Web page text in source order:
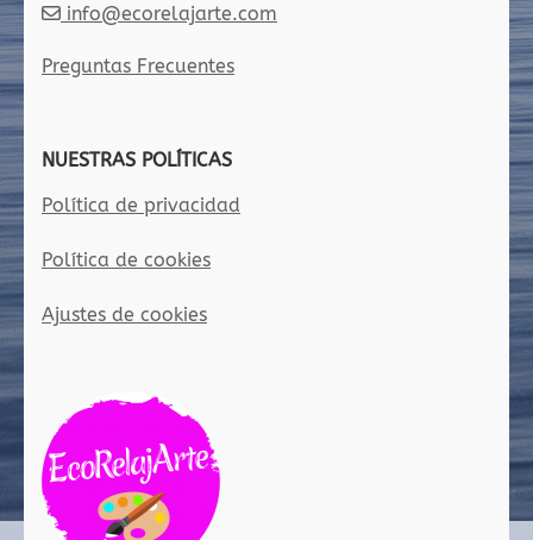
info@ecorelajarte.com
Preguntas Frecuentes
NUESTRAS POLÍTICAS
Política de privacidad
Política de cookies
Ajustes de cookies